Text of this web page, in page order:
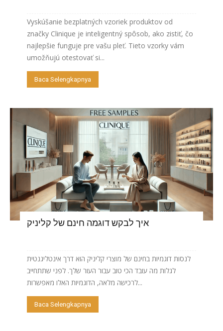
Vyskúšanie bezplatných vzoriek produktov od
značky Clinique je inteligentný spôsob, ako zistiť, čo
najlepšie funguje pre vašu pleť. Tieto vzorky vám
umožňujú otestovať si...
Baca Selengkapnya
איך לבקש דוגמה חינם של קליניק
לנסות דוגמיות בחינם של מוצרי קליניק הוא דרך אינטליגנטית
לגלות מה עובד הכי טוב עבור העור שלך. לפני שתתחייב
לרכישה מלאה, הדוגמיות האלו מאפשרות...
Baca Selengkapnya